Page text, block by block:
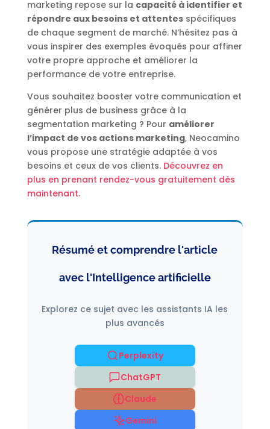
marketing repose sur la capacité à identifier et
répondre aux besoins et attentesspécifiques
de chaque segment de marché. N’hésitez pas à
vous inspirer des exemples évoqués pour affiner
votre propre approche et améliorer la
performance de votre entreprise.
Vous souhaitez booster votre communication et
générer plus de business grâce à la
segmentation marketing ? Pour améliorer
l’impact de vos actions marketing, Neocamino
vous propose une stratégie adaptée à vos
besoins et ceux de vos clients. Découvrez en
plus en prenant rendez-vous gratuitement dès
maintenant.
Résumé et comprendre l'article
avec l'Intelligence artificielle
Explorez ce sujet avec les assistants IA les
plus avancés
Perplexity
ChatGPT
Claude
Gemini